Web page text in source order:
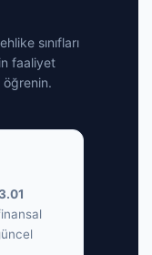
sınıfları
faaliyet
öğrenin.